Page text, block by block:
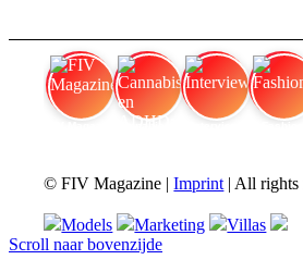
© FIV Magazine |Imprint | All rights
Models Marketing
Villas
Scroll naar bovenzijde